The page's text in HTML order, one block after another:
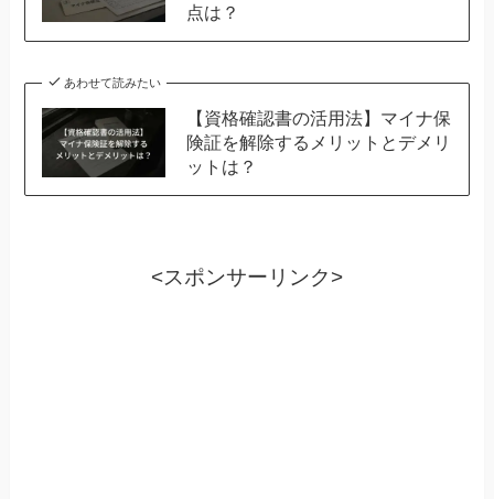
点は？
あわせて読みたい
【資格確認書の活用法】マイナ保
険証を解除するメリットとデメリ
ットは？
<スポンサーリンク>